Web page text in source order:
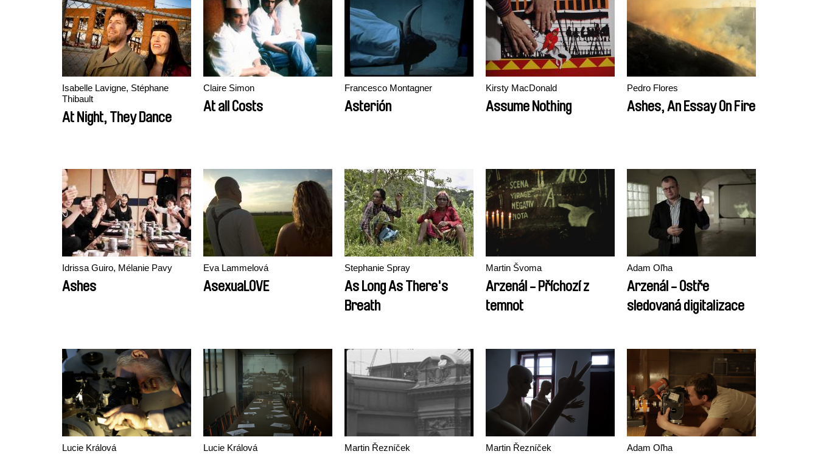
Isabelle Lavigne, Stéphane
Thibault
At Night, They Dance
Claire Simon
At all Costs
Francesco Montagner
Asterión
Kirsty MacDonald
Assume Nothing
Pedro Flores
Ashes, An Essay On Fire
Idrissa Guiro, Mélanie Pavy
Ashes
Eva Lammelová
AsexuaLOVE
Stephanie Spray
As Long As There's
Breath
Martin Švoma
Arzenál - Příchozí z
temnot
Adam Oľha
Arzenál - Ostře
sledovaná digitalizace
Lucie Králová Lucie Králová Martin Řezníček Martin Řezníček Adam Oľha